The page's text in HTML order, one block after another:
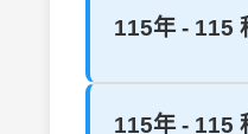
115年 - 115
115年 - 115